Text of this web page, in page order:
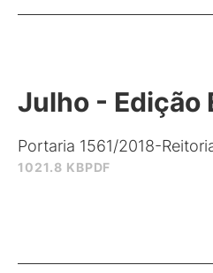
1021.8 KBPDF
Julho - Edição
Portaria 1561/2018-